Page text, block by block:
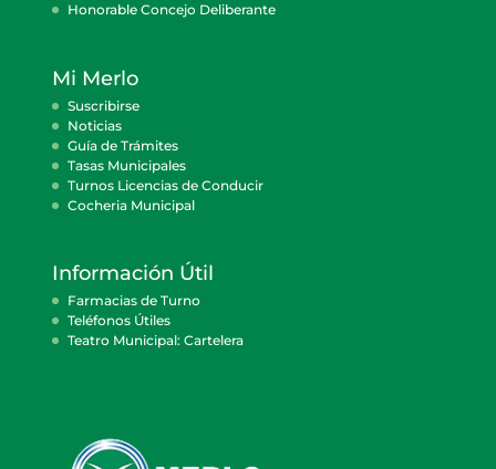
Honorable Concejo Deliberante
Mi Merlo
Suscribirse
Noticias
Guía de Trámites
Tasas Municipales
Turnos Licencias de Conducir
Cocheria Municipal
Información Útil
Farmacias de Turno
Teléfonos Útiles
Teatro Municipal: Cartelera